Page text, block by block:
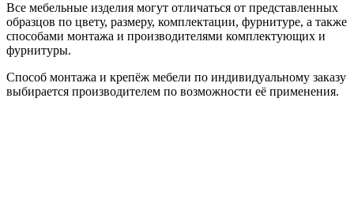
Все мебельные изделия могут отличаться от представленных
образцов по цвету, размеру, комплектации, фурнитуре, а также
способами монтажа и производителями комплектующих и
фурнитуры.
Способ монтажа и крепёж мебели по индивидуальному заказу
выбирается производителем по возможности её применения.